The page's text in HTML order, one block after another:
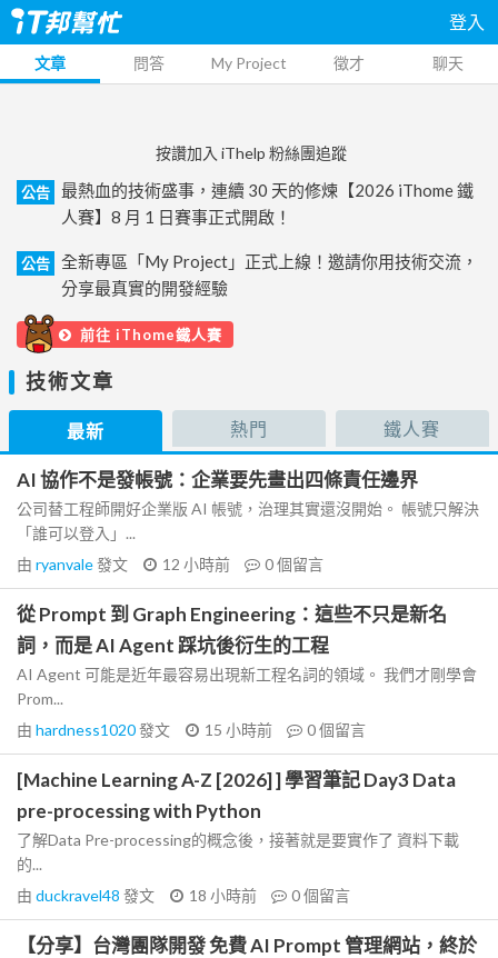
登入
文章 問答 My Project 徵才 聊天
按讚加入 iThelp 粉絲團追蹤
公告
最熱血的技術盛事，連續 30 天的修煉【2026 iThome 鐵
人賽】8 月 1 日賽事正式開啟！
公告
全新專區「My Project」正式上線！邀請你用技術交流，
分享最真實的開發經驗
前往 iThome鐵人賽
技術文章
最新 熱門 鐵人賽
AI 協作不是發帳號：企業要先畫出四條責任邊界
公司替工程師開好企業版 AI 帳號，治理其實還沒開始。 帳號只解決
「誰可以登入」...
由 ryanvale發文 12 小時前 0個留言
從 Prompt 到 Graph Engineering：這些不只是新名
詞，而是 AI Agent 踩坑後衍生的工程
AI Agent 可能是近年最容易出現新工程名詞的領域。 我們才剛學會
Prom...
由 hardness1020發文 15 小時前 0個留言
[Machine Learning A-Z [2026] ] 學習筆記 Day3 Data
pre-processing with Python
了解Data Pre-processing的概念後，接著就是要實作了 資料下載
的...
由 duckravel48 發文 18 小時前 0個留言
【分享】台灣團隊開發 免費 AI Prompt 管理網站，終於